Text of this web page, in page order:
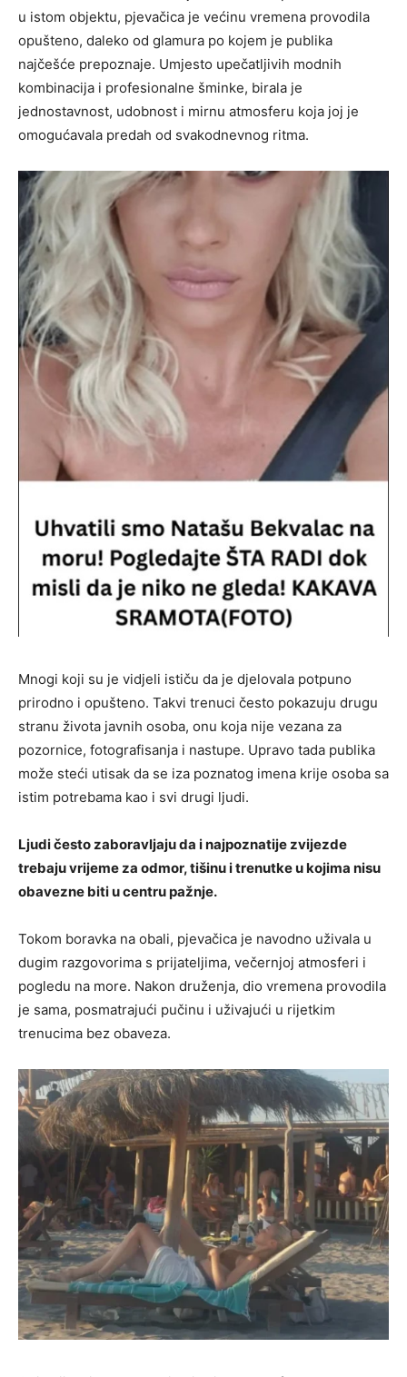
u istom objektu, pjevačica je većinu vremena provodila
opušteno, daleko od glamura po kojem je publika
najčešće prepoznaje. Umjesto upečatljivih modnih
kombinacija i profesionalne šminke, birala je
jednostavnost, udobnost i mirnu atmosferu koja joj je
omogućavala predah od svakodnevnog ritma.
Mnogi koji su je vidjeli ističu da je djelovala potpuno
prirodno i opušteno. Takvi trenuci često pokazuju drugu
stranu života javnih osoba, onu koja nije vezana za
pozornice, fotografisanja i nastupe. Upravo tada publika
može steći utisak da se iza poznatog imena krije osoba sa
istim potrebama kao i svi drugi ljudi.
Ljudi često zaboravljaju da i najpoznatije zvijezde
trebaju vrijeme za odmor, tišinu i trenutke u kojima nisu
obavezne biti u centru pažnje.
Tokom boravka na obali, pjevačica je navodno uživala u
dugim razgovorima s prijateljima, večernjoj atmosferi i
pogledu na more. Nakon druženja, dio vremena provodila
je sama, posmatrajući pučinu i uživajući u rijetkim
trenucima bez obaveza.